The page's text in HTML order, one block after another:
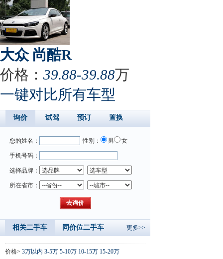
大众 尚酷R
价格： 39.88-39.88万
一键对比所有车型
询价 试驾 预订 置换
您的姓名： 性别： 男 女
手机号码：
选择品牌：
所在省市：
相关二手车 同价位二手车 更多>>
价格> 3万以内 3-5万 5-10万 10-15万 15-20万